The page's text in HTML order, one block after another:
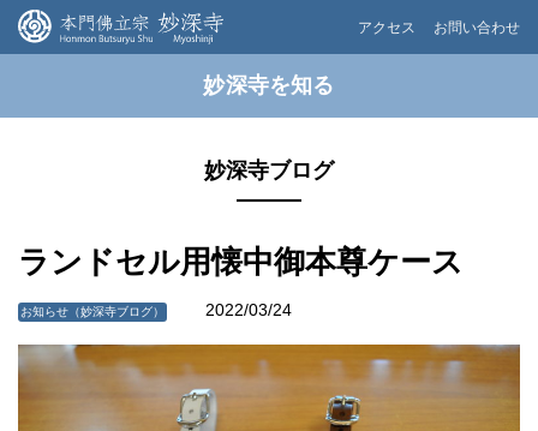
アクセス お問い合わせ
妙深寺を知る
妙深寺ブログ
ランドセル用懐中御本尊ケース
お知らせ（妙深寺ブログ） 2022/03/24